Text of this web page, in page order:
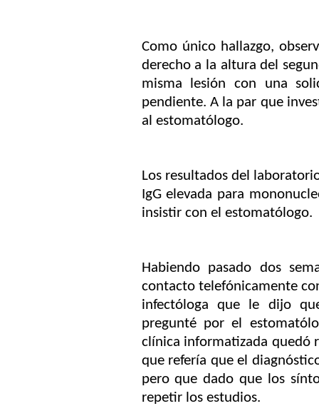
Como único hallazgo,
derecho a la altura del
misma lesión con una
pendiente. A la par que
al estomatólogo.
Los resultados del
IgG elevada para
insistir con el estomatólogo.
Habiendo pasado dos
contacto telefónicamente
infectóloga que le dijo
pregunté por el
clínica informatizada quedó
que refería que el
pero que dado que los
repetir los estudios.